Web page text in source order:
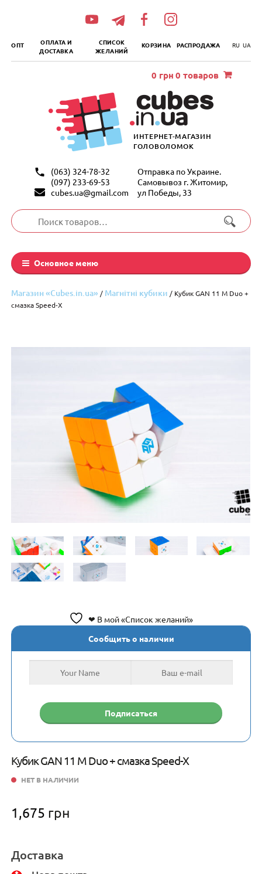
ОПТ
ОПЛАТА И
ДОСТАВКА
СПИСОК
ЖЕЛАНИЙ
КОРЗИНА РАСПРОДАЖА RU UA
ИНТЕРНЕТ-МАГАЗИН
ГОЛОВОЛОМОК
(063) 324-78-32
(097) 233-69-53
cubes.ua@gmail.com
Отправка по Украине.
Самовывоз г. Житомир,
ул Победы, 33
Искать:
Основное меню
0 грн 0 товаров
Магазин «Cubes.in.ua» / Магнітні кубики / Кубик GAN 11 M Duo +
смазка Speed-X
❤ В мой «Список желаний»
Кубик GAN 11 M Duo + смазка Speed-X
1,675 грн
НЕТ В НАЛИЧИИ
Сообщить о наличии
Доставка